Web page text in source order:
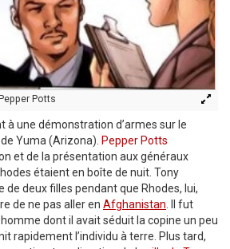
Potts
à une démonstration d’armes sur le
Yuma (Arizona). Pepper Potts
et de la présentation aux généraux
étaient en boîte de nuit. Tony
de deux filles pendant que Rhodes, lui,
de ne pas aller en Afghanistan . Il fut
dont il avait séduit la copine un peu
rapidement l’individu à terre. Plus tard,